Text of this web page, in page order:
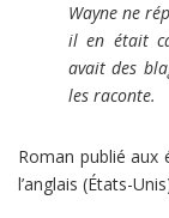
Wayne ne
il en était
avait des
les raconte.
Roman publié aux
l’anglais (États-